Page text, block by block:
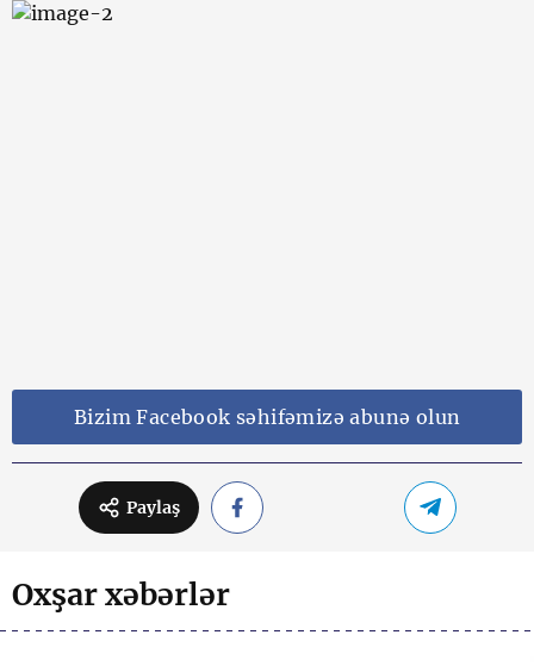
Bizim Facebook səhifəmizə abunə olun
Paylaş
Oxşar xəbərlər